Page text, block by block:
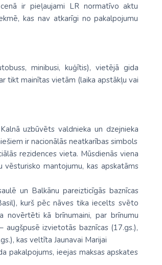
ir pieļaujami LR normatīvo aktu
kas nav atkarīgi no pakalpojumu
minibusi, kuģītis), vietējā gida
tikt mainītas vietām (laika apstākļu vai
uzbūvēts valdnieka un dzejnieka
ir nacionālās neatkarības simbols
rezidences vieta. Mūsdienās viena
mantojumu, kas apskatāms
un Balkānu pareizticīgās baznīcas
kurš pēc nāves tika iecelts svēto
novērtēti kā brīnumaini, par brīnumu
izvietotās baznīcas (17.gs.),
kas veltīta Jaunavai Marijai
pakalpojums, ieejas maksas apskates